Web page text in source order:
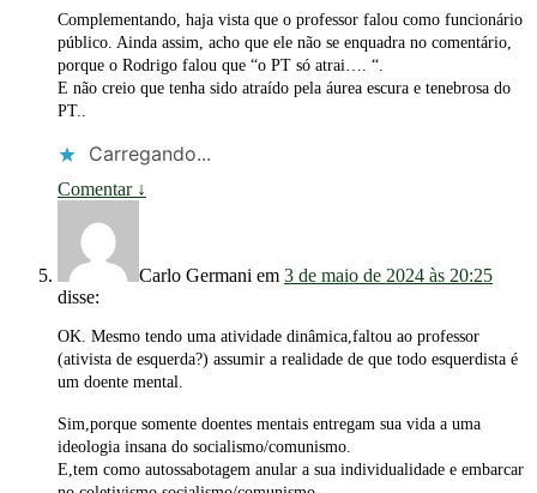
Complementando, haja vista que o professor falou como funcionário
público. Ainda assim, acho que ele não se enquadra no comentário,
porque o Rodrigo falou que “o PT só atrai…. “.
E não creio que tenha sido atraído pela áurea escura e tenebrosa do
PT..
Carregando...
Comentar ↓
Carlo Germani em 3 de maio de 2024 às 20:25
disse:
OK. Mesmo tendo uma atividade dinâmica,faltou ao professor
(ativista de esquerda?) assumir a realidade de que todo esquerdista é
um doente mental.
Sim,porque somente doentes mentais entregam sua vida a uma
ideologia insana do socialismo/comunismo.
E,tem como autossabotagem anular a sua individualidade e embarcar